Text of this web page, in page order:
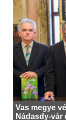
Vas megye
Nádasdy-vár